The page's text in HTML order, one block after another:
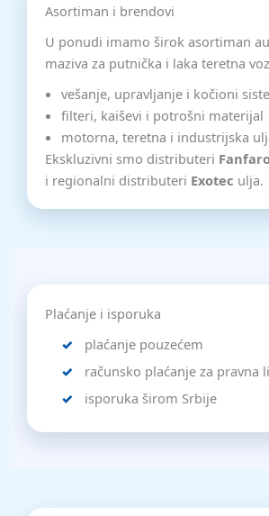
Asortiman i brendovi
U ponudi imamo širok asortiman
maziva za putnička i laka teretna
vešanje, upravljanje i kočioni
filteri, kaiševi i potrošni materijal
motorna, teretna i industrijska
Ekskluzivni smo distributeri
i regionalni distributeri Exotec ulja.
Plaćanje i isporuka
plaćanje pouzećem
računsko plaćanje za pravna
isporuka širom Srbije